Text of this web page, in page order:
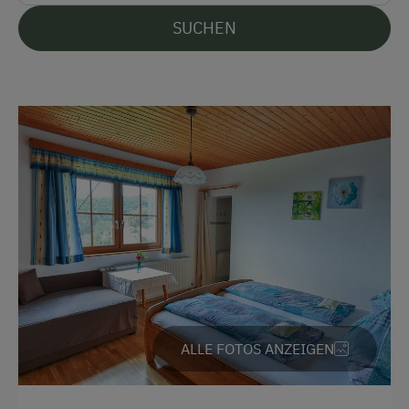
Radunterstellmöglichkeit
Am Betrieb
Garten/Wiese
Hausgarten
Kinder-Ausstattung
Kinder sind willkommen
Kinderspielplatz
Spielzeug
SUCHEN
ALLE FOTOS ANZEIGEN